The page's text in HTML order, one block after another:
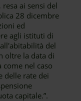
ai sensi del
28 dicembre
ed
agli istituti di
del
oltre la data di
come nel caso
delle rate dei
capitale.”.